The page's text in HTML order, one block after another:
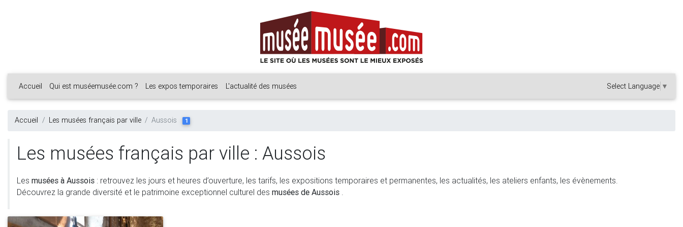
Accueil Qui est muséemusée.com ? Les expos temporaires L'actualité des musées Select Language ▼
Accueil Les musées français par ville Aussois 1
Les musées français par ville : Aussois
Les musées à Aussois : retrouvez les jours et heures d’ouverture, les tarifs, les expositions temporaires et permanentes, les actualités, les ateliers enfants, les évènements.
Découvrez la grande diversité et le patrimoine exceptionnel culturel des musées de Aussois .